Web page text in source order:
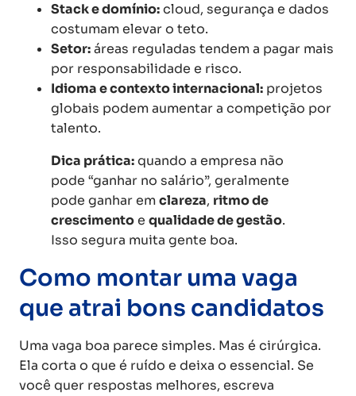
Stack e domínio:cloud, segurança e dados
costumam elevar o teto.
Setor:áreas reguladas tendem a pagar mais
por responsabilidade e risco.
Idioma e contexto internacional: projetos
globais podem aumentar a competição por
talento.
Dica prática:quando a empresa não
pode “ganhar no salário”, geralmente
pode ganhar emclareza, ritmo de
crescimentoe qualidade de gestão.
Isso segura muita gente boa.
Como montar uma vaga
que atrai bons candidatos
Uma vaga boa parece simples. Mas é cirúrgica.
Ela corta o que é ruído e deixa o essencial. Se
você quer respostas melhores, escreva